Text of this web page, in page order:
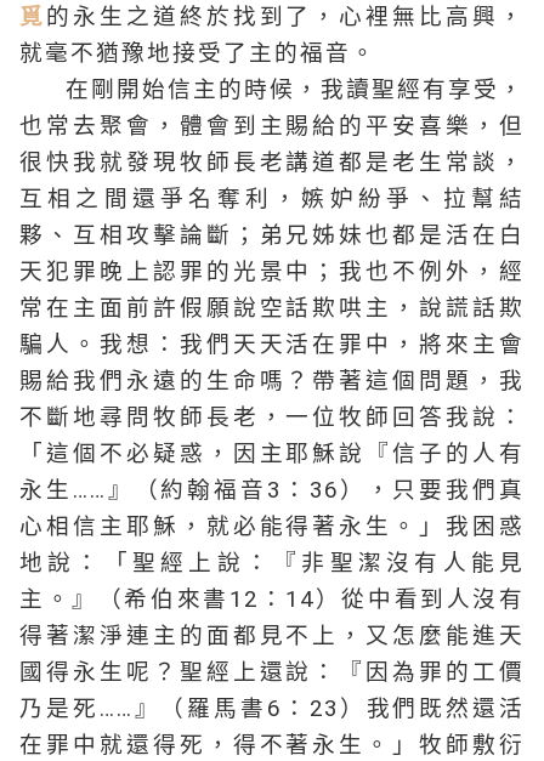
覓的永生之道終於找到了，心裡無比高興，
就毫不猶豫地接受了主的福音。
在剛開始信主的時候，我讀聖經有享受，
也常去聚會，體會到主賜給的平安喜樂，但
很快我就發現牧師長老講道都是老生常談，
互相之間還爭名奪利，嫉妒紛爭、拉幫結
夥、互相攻擊論斷；弟兄姊妹也都是活在白
天犯罪晚上認罪的光景中；我也不例外，經
常在主面前許假願說空話欺哄主，說謊話欺
騙人。我想：我們天天活在罪中，將來主會
賜給我們永遠的生命嗎？帶著這個問題，我
不斷地尋問牧師長老，一位牧師回答我說：
「這個不必疑惑，因主耶穌說『信子的人有
永生……』（約翰福音3：36），只要我們真
心相信主耶穌，就必能得著永生。」我困惑
地說：「聖經上說：『非聖潔沒有人能見
主。』（希伯來書12：14）從中看到人沒有
得著潔淨連主的面都見不上，又怎麼能進天
國得永生呢？聖經上還說：『因為罪的工價
乃是死……』（羅馬書6：23）我們既然還活
在罪中就還得死，得不著永生。」牧師敷衍